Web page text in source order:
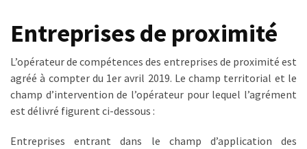
réussi,
qui
doit
Entreprises de proximité
L’opérateur de compétences des entreprises de proximité est
agréé à compter du 1er avril 2019. Le champ territorial et le
champ d’intervention de l’opérateur pour lequel l’agrément
est délivré figurent ci-dessous :
Entreprises entrant dans le champ d’application des